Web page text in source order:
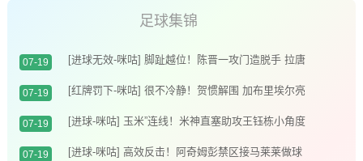
足球集锦
07-19
[进球无效-咪咕] 脚趾越位！陈晋一攻门造脱手 拉唐
补射破门无效
07-19
[红牌罚下-咪咕] 很不冷静！贺惯解围 加布里埃尔亮
鞋钉染红
07-19
[进球-咪咕] 玉米”连线！米神直塞助攻王钰栋小角度
破门
07-19
[进球-咪咕] 高效反击！阿奇姆彭禁区接马莱莱做球